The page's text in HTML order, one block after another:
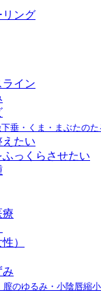
リング
ライン
下垂・くま・まぶたのた
たい
っくらさせたい
療
）
み
膣のゆるみ・小陰唇縮小